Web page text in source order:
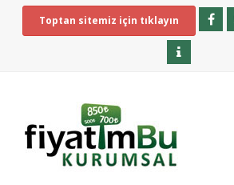
Toptan sitemiz için tıklayın